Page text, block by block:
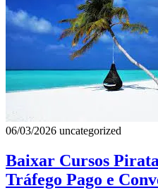
06/03/2026 uncategorized
Baixar Cursos
Tráfego Pago e